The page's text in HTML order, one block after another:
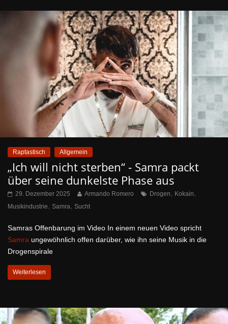
Raptastisch Allgemein
„Ich will nicht sterben“ - Samra packt
über seine dunkelste Phase aus
29. Dezember 2025 Armando Romero Drogen, Kokain,
Musikindustrie, Samra, Sucht
Samras Offenbarung im Video In einem neuen Video spricht
Samra ungewöhnlich offen darüber, wie ihn seine Musik in die
Drogenspirale
Weiterlesen